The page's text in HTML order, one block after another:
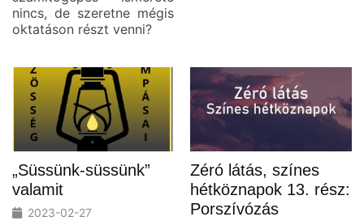
nincs, de szeretne mégis
oktatáson részt venni?
„Süssünk-süssünk”
valamit
2023-02-27
Zéró látás, színes
hétköznapok 13. rész:
Porszívózás